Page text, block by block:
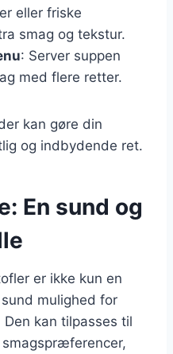
eller friske
smag og tekstur.
: Server suppen
med flere retter.
kan gøre din
og indbydende ret.
En sund og
er ikke kun en
mulighed for
kan tilpasses til